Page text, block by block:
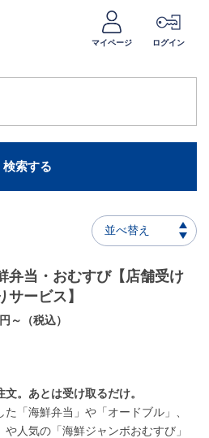
マイページ ログイン
検索する
並べ替え
弁当・おむすび【店舗受け
サービス】
～（税込）
文。あとは受け取るだけ。
「海鮮弁当」や「オードブル」、
や人気の「海鮮ジャンボおむすび」